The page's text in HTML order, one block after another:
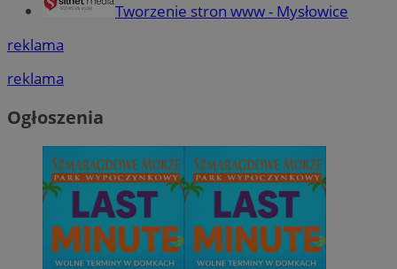
Tworzenie stron www - Mysłowice
reklama
reklama
Ogłoszenia